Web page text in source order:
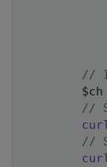
//
$ch
//
//